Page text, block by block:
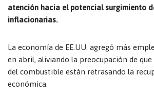
atención hacia el potencial surgimiento
inflacionarias.
La economía de EE.UU. agregó más
en abril, aliviando la preocupación de
del combustible están retrasando la
económica.